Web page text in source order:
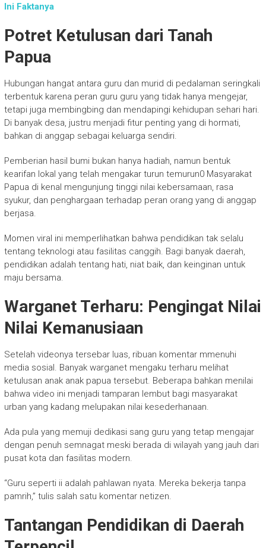
Ini Faktanya
Potret Ketulusan dari Tanah
Papua
Hubungan hangat antara guru dan murid di pedalaman seringkali
terbentuk karena peran guru guru yang tidak hanya mengejar,
tetapi juga membingbing dan mendapingi kehidupan sehari hari.
Di banyak desa, justru menjadi fitur penting yang di hormati,
bahkan di anggap sebagai keluarga sendiri.
Pemberian hasil bumi bukan hanya hadiah, namun bentuk
kearifan lokal yang telah mengakar turun temurun0 Masyarakat
Papua di kenal mengunjung tinggi nilai kebersamaan, rasa
syukur, dan penghargaan terhadap peran orang yang di anggap
berjasa.
Momen viral ini memperlihatkan bahwa pendidikan tak selalu
tentang teknologi atau fasilitas canggih. Bagi banyak daerah,
pendidikan adalah tentang hati, niat baik, dan keinginan untuk
maju bersama.
Warganet Terharu: Pengingat Nilai
Nilai Kemanusiaan
Setelah videonya tersebar luas, ribuan komentar mmenuhi
media sosial. Banyak warganet mengaku terharu melihat
ketulusan anak anak papua tersebut. Beberapa bahkan menilai
bahwa video ini menjadi tamparan lembut bagi masyarakat
urban yang kadang melupakan nilai kesederhanaan.
Ada pula yang memuji dedikasi sang guru yang tetap mengajar
dengan penuh semnagat meski berada di wilayah yang jauh dari
pusat kota dan fasilitas modern.
“Guru seperti ii adalah pahlawan nyata. Mereka bekerja tanpa
pamrih,” tulis salah satu komentar netizen.
Tantangan Pendidikan di Daerah